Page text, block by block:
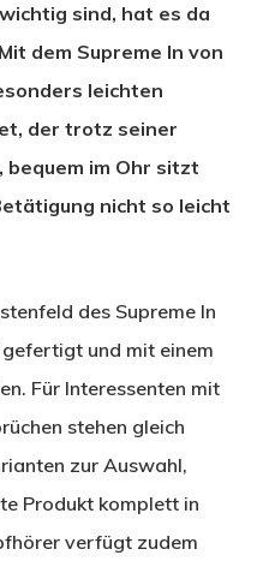
sind, hat es da
dem Supreme In von
leichten
der trotz seiner
im Ohr sitzt
nicht so leicht
des Supreme In
und mit einem
Für Interessenten mit
stehen gleich
zur Auswahl,
Produkt komplett in
verfügt zudem